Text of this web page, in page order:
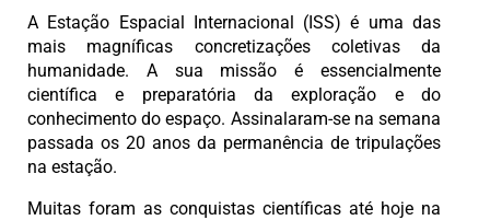
A Estação Espacial Internacional (ISS) é uma das
mais magníficas concretizações coletivas da
humanidade. A sua missão é essencialmente
científica e preparatória da exploração e do
conhecimento do espaço. Assinalaram-se na semana
passada os 20 anos da permanência de tripulações
na estação.
Muitas foram as conquistas científicas até hoje na